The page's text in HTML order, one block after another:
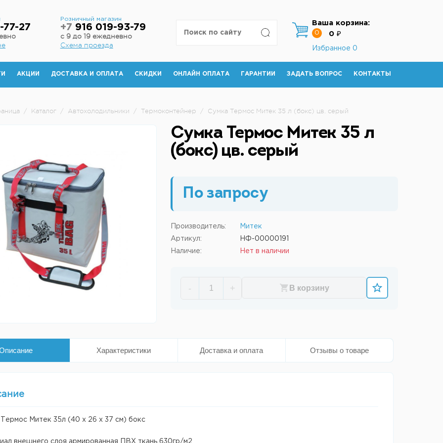
77-27
Розничный магазин
+7 916 019-93-79
с 9 до 19 ежедневно
Схема проезда
Ваша корзина:
0 0 ₽
Избранное 0
АКЦИИ ДОСТАВКА И ОПЛАТА СКИДКИ ОНЛАЙН ОПЛАТА ГАРАНТИИ ЗАДАТЬ ВОПРОС КОНТАКТЫ
/ Каталог / Автохолодильники / Термоконтейнер / Сумка Термос Митек 35 л (бокс) цв. серый
Сумка Термос Митек 35 л
(бокс) цв. серый
По запросу
Производитель: Митек
Артикул: НФ-00000191
Наличие: Нет в наличии
- + В корзину
Характеристики Доставка и оплата Отзывы о товаре
Митек 35л (40 х 26 х 37 см) бокс
внешнего слоя армированная ПВХ ткань 630гр/м2